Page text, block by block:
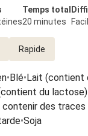
Temps total
20 minutes
Rapide
•Blé•Lait (contient
du lactose)
des traces
•Soja